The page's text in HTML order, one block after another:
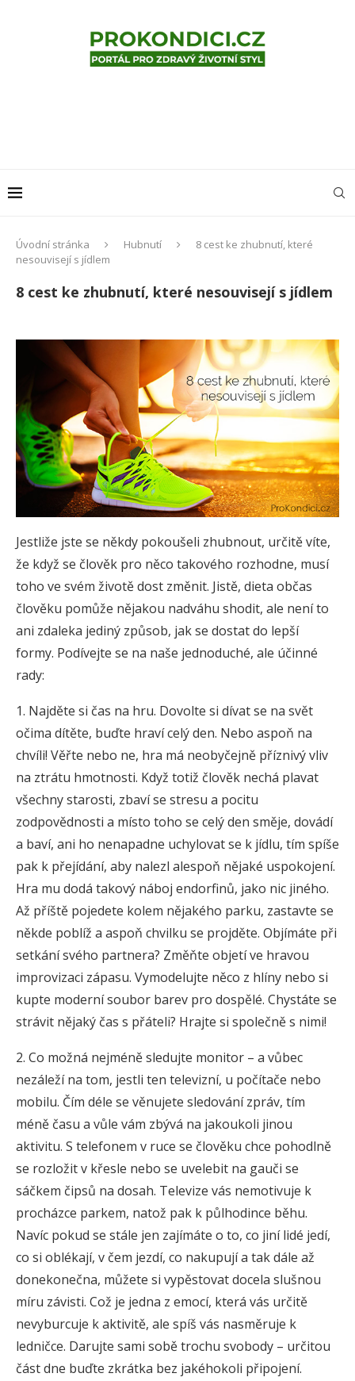
Úvodní stránka Hubnutí
8 cest ke zhubnutí, které
nesouvisejí s jídlem
8 cest ke zhubnutí, které nesouvisejí s jídlem
Jestliže jste se někdy pokoušeli zhubnout, určitě víte,
že když se člověk pro něco takového rozhodne, musí
toho ve svém životě dost změnit. Jistě, dieta občas
člověku pomůže nějakou nadváhu shodit, ale není to
ani zdaleka jediný způsob, jak se dostat do lepší
formy. Podívejte se na naše jednoduché, ale účinné
rady:
1. Najděte si čas na hru. Dovolte si dívat se na svět
očima dítěte, buďte hraví celý den. Nebo aspoň na
chvíli! Věřte nebo ne, hra má neobyčejně příznivý vliv
na ztrátu hmotnosti. Když totiž člověk nechá plavat
všechny starosti, zbaví se stresu a pocitu
zodpovědnosti a místo toho se celý den směje, dovádí
a baví, ani ho nenapadne uchylovat se k jídlu, tím spíše
pak k přejídání, aby nalezl alespoň nějaké uspokojení.
Hra mu dodá takový náboj endorfinů, jako nic jiného.
Až příště pojedete kolem nějakého parku, zastavte se
někde poblíž a aspoň chvilku se projděte. Objímáte při
setkání svého partnera? Změňte objetí ve hravou
improvizaci zápasu. Vymodelujte něco z hlíny nebo si
kupte moderní soubor barev pro dospělé. Chystáte se
strávit nějaký čas s přáteli? Hrajte si společně s nimi!
2. Co možná nejméně sledujte monitor – a vůbec
nezáleží na tom, jestli ten televizní, u počítače nebo
mobilu. Čím déle se věnujete sledování zpráv, tím
méně času a vůle vám zbývá na jakoukoli jinou
aktivitu. S telefonem v ruce se člověku chce pohodlně
se rozložit v křesle nebo se uvelebit na gauči se
sáčkem čipsů na dosah. Televize vás nemotivuje k
procházce parkem, natož pak k půlhodince běhu.
Navíc pokud se stále jen zajímáte o to, co jiní lidé jedí,
co si oblékají, v čem jezdí, co nakupují a tak dále až
donekonečna, můžete si vypěstovat docela slušnou
míru závisti. Což je jedna z emocí, která vás určitě
nevyburcuje k aktivitě, ale spíš vás nasměruje k
ledničce. Darujte sami sobě trochu svobody – určitou
část dne buďte zkrátka bez jakéhokoli připojení.